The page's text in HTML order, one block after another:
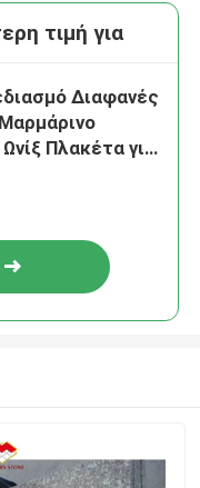
τιμή για
Διαφανές
Πλακέτα για